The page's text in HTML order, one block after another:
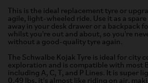
This is the ideal replacement tyre or
agile, light-wheeled ride. Use it as a
away in your desk drawer or a backpack
whilst you're out and about, so you're
without a good-quality tyre again.
The Schwalbe Kojak Tyre is ideal for city
exploration and is compatible with most
including A, C, T, and P Lines. It is super
0.49 lbs, it's almost like riding on air,